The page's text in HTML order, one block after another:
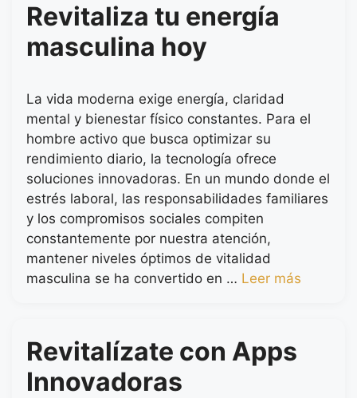
Revitaliza tu energía
masculina hoy
La vida moderna exige energía, claridad
mental y bienestar físico constantes. Para el
hombre activo que busca optimizar su
rendimiento diario, la tecnología ofrece
soluciones innovadoras. En un mundo donde el
estrés laboral, las responsabilidades familiares
y los compromisos sociales compiten
constantemente por nuestra atención,
mantener niveles óptimos de vitalidad
masculina se ha convertido en … Leer más
Revitalízate con Apps
Innovadoras